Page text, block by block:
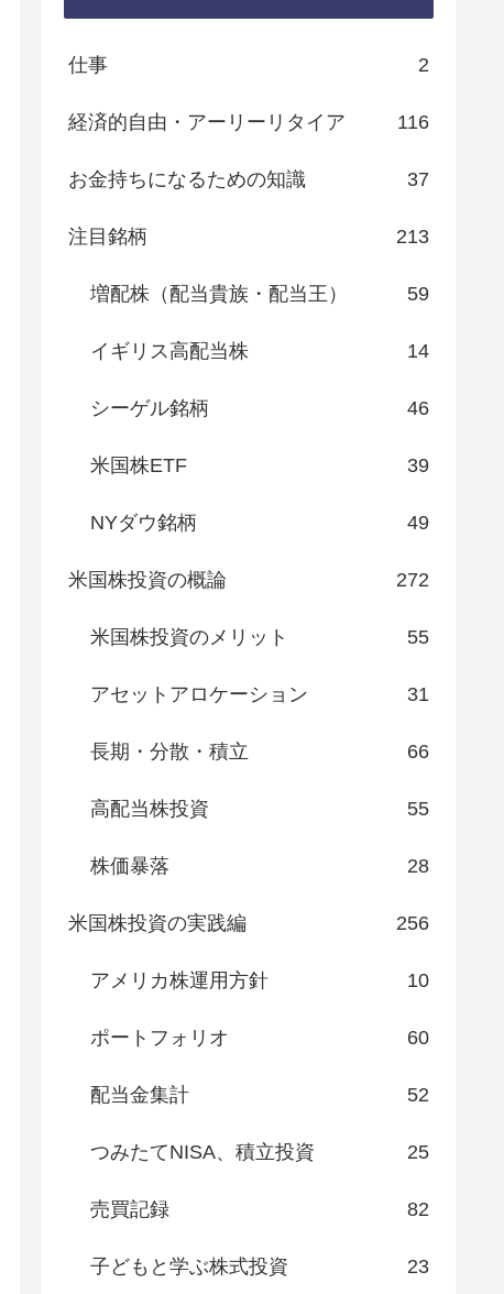
仕事 2
経済的自由・アーリーリタイア 116
お金持ちになるための知識 37
注目銘柄 213
増配株（配当貴族・配当王） 59
イギリス高配当株 14
シーゲル銘柄 46
米国株ETF 39
NYダウ銘柄 49
米国株投資の概論 272
米国株投資のメリット 55
アセットアロケーション 31
長期・分散・積立 66
高配当株投資 55
株価暴落 28
米国株投資の実践編 256
アメリカ株運用方針 10
ポートフォリオ 60
配当金集計 52
つみたてNISA、積立投資 25
売買記録 82
子どもと学ぶ株式投資 23